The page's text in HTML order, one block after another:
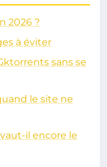
2026 ?
à éviter
sans se
le site ne
il encore le